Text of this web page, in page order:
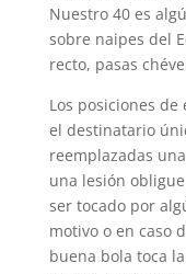
Nuestro 40 es
sobre naipes del
recto, pasas
Los posiciones
el destinatario
reemplazadas
una lesión
ser tocado por
motivo o en caso
buena bola toca